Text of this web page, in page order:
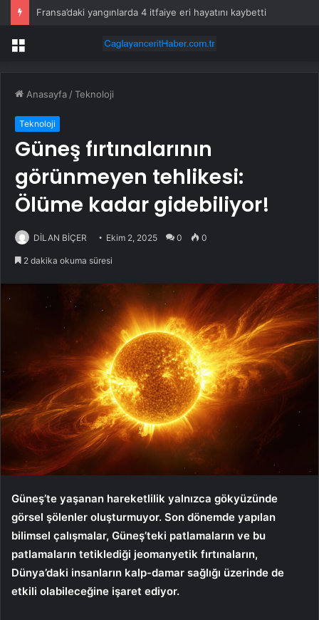
Fransa’daki yangınlarda 4 itfaiye eri hayatını kaybetti
Menü
Anasayfa /Teknoloji
Teknoloji
Güneş fırtınalarının
görünmeyen tehlikesi:
Ölüme kadar gidebiliyor!
DİLAN BİÇER Ekim 2, 2025 0 0
2 dakika okuma süresi
Güneş’te yaşanan hareketlilik yalnızca gökyüzünde
görsel şölenler oluşturmuyor. Son dönemde yapılan
bilimsel çalışmalar, Güneş’teki patlamaların ve bu
patlamaların tetiklediği jeomanyetik fırtınaların,
Dünya’daki insanların kalp-damar sağlığı üzerinde de
etkili olabileceğine işaret ediyor.